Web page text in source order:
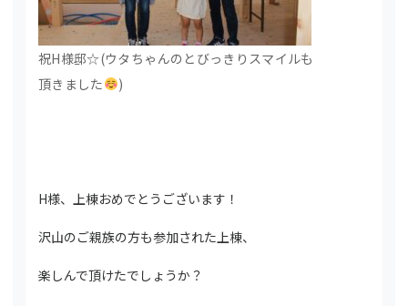
祝H様邸☆(ウタちゃんのとびっきりスマイルも
頂きました
)
H様、上棟おめでとうございます！
沢山のご親族の方も参加された上棟、
楽しんで頂けたでしょうか？